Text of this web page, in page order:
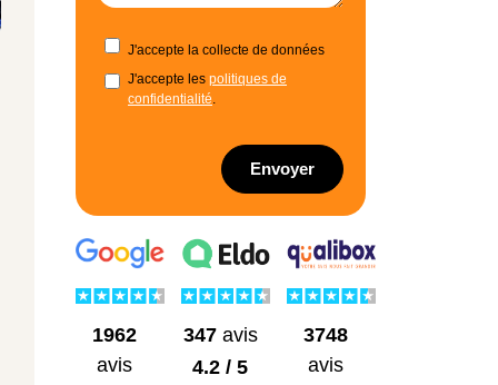
J'accepte la collecte de données
J'accepte les politiques de
confidentialité.
Envoyer
1962
avis
347avis
4.2 / 5
3748
avis